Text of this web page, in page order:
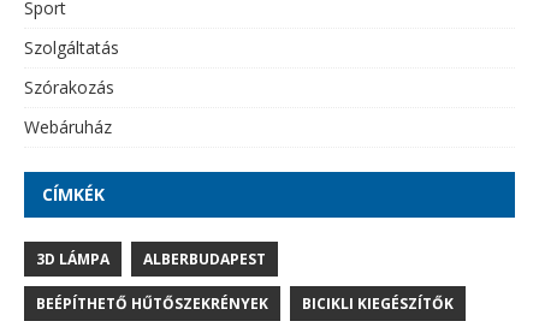
Sport
Szolgáltatás
Szórakozás
Webáruház
CÍMKÉK
3D LÁMPA ALBERBUDAPEST
BEÉPÍTHETŐ HŰTŐSZEKRÉNYEK BICIKLI KIEGÉSZÍTŐK